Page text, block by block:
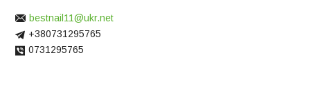
bestnail11@ukr.net
+380731295765
0731295765